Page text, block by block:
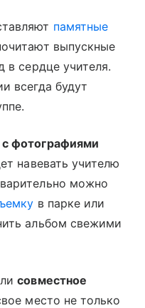
памятные
выпускные
в сердце учителя.
всегда будут
фотографиями
навевать учителю
можно
в парке или
альбом свежими
совместное
место не только